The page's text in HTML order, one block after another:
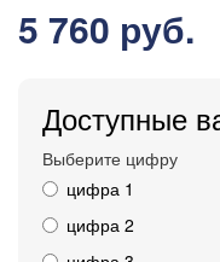
5 760 руб.
Доступные
Выберите цифру
цифра 1
цифра 2